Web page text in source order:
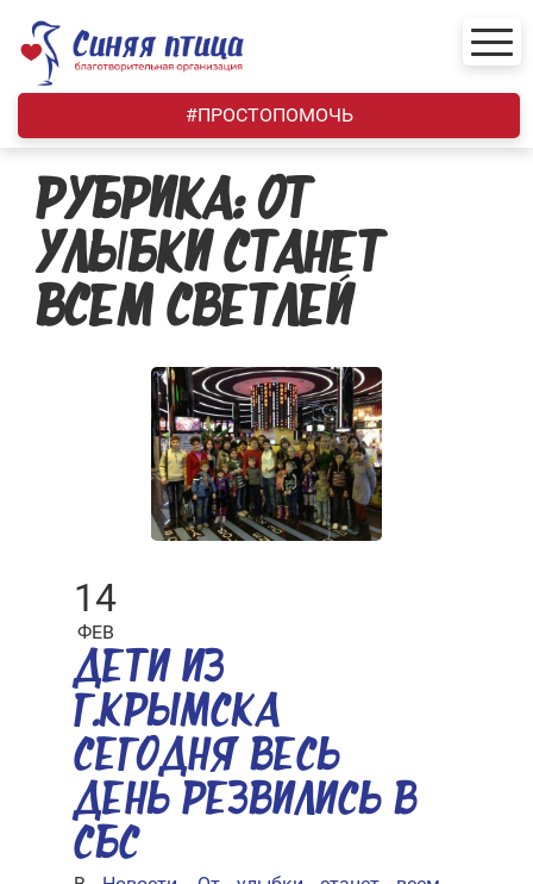
content
#ПРОСТОПОМОЧЬ
РУБРИКА: ОТ
УЛЫБКИ СТАНЕТ
ВСЕМ СВЕТЛЕЙ
14
ФЕВ
ДЕТИ ИЗ
Г.КРЫМСКА
СЕГОДНЯ ВЕСЬ
ДЕНЬ РЕЗВИЛИСЬ В
СБС